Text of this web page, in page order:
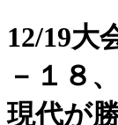
12/19大
－１８
現代が